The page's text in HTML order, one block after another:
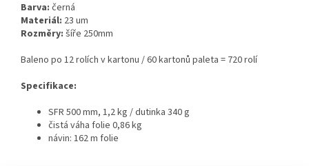
Barva: černá
Materiál: 23 um
Rozměry: šíře 250mm
Baleno po 12 rolích v kartonu / 60 kartonů paleta = 720 rolí
Specifikace:
SFR 500 mm, 1,2 kg / dutinka 340 g
čistá váha folie 0,86 kg
návin: 162 m folie